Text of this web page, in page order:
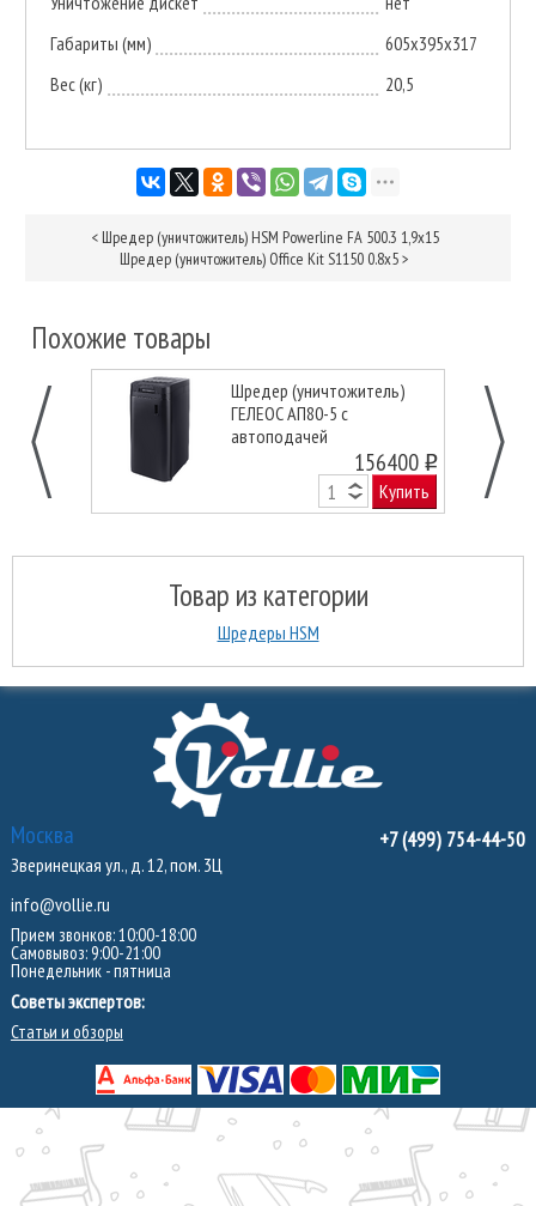
Габариты (мм)
605х395х317
Вес (кг)
20,5
< Шредер (уничтожитель) HSM Powerline FA 500.3 1,9x15
Шредер (уничтожитель) Office Kit S1150 0.8x5>
Похожие товары
Шредер (уничтожитель)
ГЕЛЕОС АП80-5 с
автоподачей
156400 o
Купить
Товар из категории
Шредеры HSM
Москва
Зверинецкая ул., д. 12, пом. 3Ц
info@vollie.ru
Прием звонков: 10:00-18:00
Самовывоз: 9:00-21:00
Понедельник - пятница
Советы экспертов:
Статьи и обзоры
+7 (499) 754-44-50